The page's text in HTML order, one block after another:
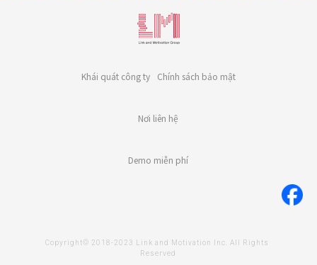
Khái quát công ty Chính sách bảo mật
Nơi liên hệ
Demo miễn phí
Copyright© 2018-2023 Link and Motivation Inc. All Rights
Reserved